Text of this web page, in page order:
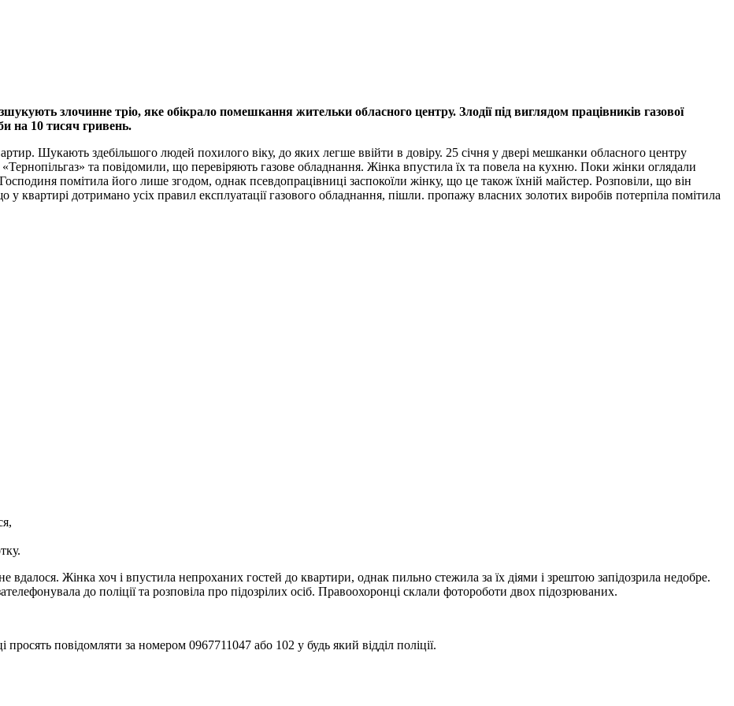
злочинне тріо, яке обікрало помешкання жительки обласного центру. Злодії під виглядом працівників газової
на 10 тисяч гривень.
Шукають здебільшого людей похилого віку, до яких легше ввійти в довіру. 25 січня у двері мешканки обласного центру
та повідомили, що перевіряють газове обладнання. Жінка впустила їх та повела на кухню. Поки жінки оглядали
помітила його лише згодом, однак псевдопрацівниці заспокоїли жінку, що це також їхній майстер. Розповіли, що він
квартирі дотримано усіх правил експлуатації газового обладнання, пішли. пропажу власних золотих виробів потерпіла помітила
Жінка хоч і впустила непроханих гостей до квартири, однак пильно стежила за їх діями і зрештою запідозрила недобре.
до поліції та розповіла про підозрілих осіб. Правоохоронці склали фотороботи двох підозрюваних.
повідомляти за номером 0967711047 або 102 у будь який відділ поліції.